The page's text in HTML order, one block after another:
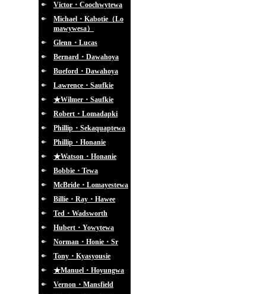
Victor・Coochwytewa
Michael・Kabotie（Lo
mawywesa）
Glenn・Lucas
Bernard・Dawahoya
Bueford・Dawahoya
Lawrence・Saufkie
★Wilmer・Saufkie
Robert・Lomadapki
Phillip・Sekaquaptewa
Phillip・Honanie
★Watson・Honanie
Bobbie・Tewa
McBride・Lomayestewa
Billie・Ray・Hawee
Ted・Wadsworth
Hubert・Yowytewa
Norman・Honie・Sr
Tony・Kyasyousie
★Manuel・Hoyungwa
Vernon・Mansfield